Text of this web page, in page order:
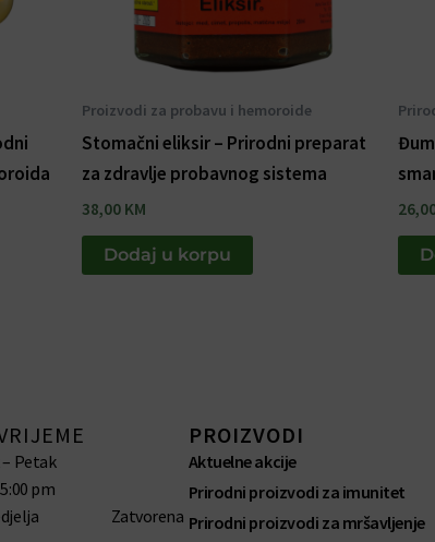
Proizvodi za probavu i hemoroide
Stomačni eliksir – Prirodni preparat
za zdravlje probavnog sistema
38,00 KM
Dodaj u korpu
Petak
pm
Nedjelja Zatvorena
PROIZVODI
Aktuelne akcije
Prirodni proizvodi za imunitet
Prirodni proizvodi za mršavljenje